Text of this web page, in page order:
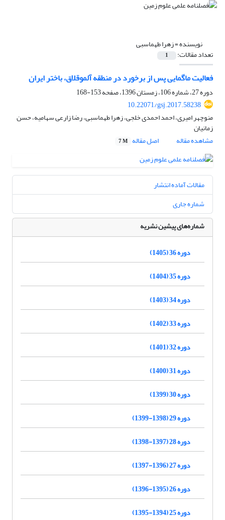
نویسنده =زهرا طهماسبی
تعداد مقالات: 1
فعالیت ماگمایی پس از برخورد در منطقه آلموقلاق، باختر ایران
دوره 27، شماره 106، زمستان 1396، صفحه
153-168
10.22071/gsj.2017.58238
منوچهر امیری، احمد احمدی خلجی، زهرا طهماسبی، رضا زارعی سهامیه، حسن
زمانیان
مشاهده مقاله
اصل مقاله 7 M
مقالات آماده انتشار
شماره جاری
شماره‌های پیشین نشریه
دوره 36 (1405)
دوره 35 (1404)
دوره 34 (1403)
دوره 33 (1402)
دوره 32 (1401)
دوره 31 (1400)
دوره 30 (1399)
دوره 29 (1398-1399)
دوره 28 (1397-1398)
دوره 27 (1396-1397)
دوره 26 (1395-1396)
دوره 25 (1394-1395)